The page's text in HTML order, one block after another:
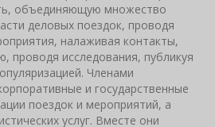
объединяющую множество
деловых поездок, проводя
налаживая контакты,
проводя исследования, публикуя
Членами
и государственные
поездок и мероприятий, а
услуг. Вместе они